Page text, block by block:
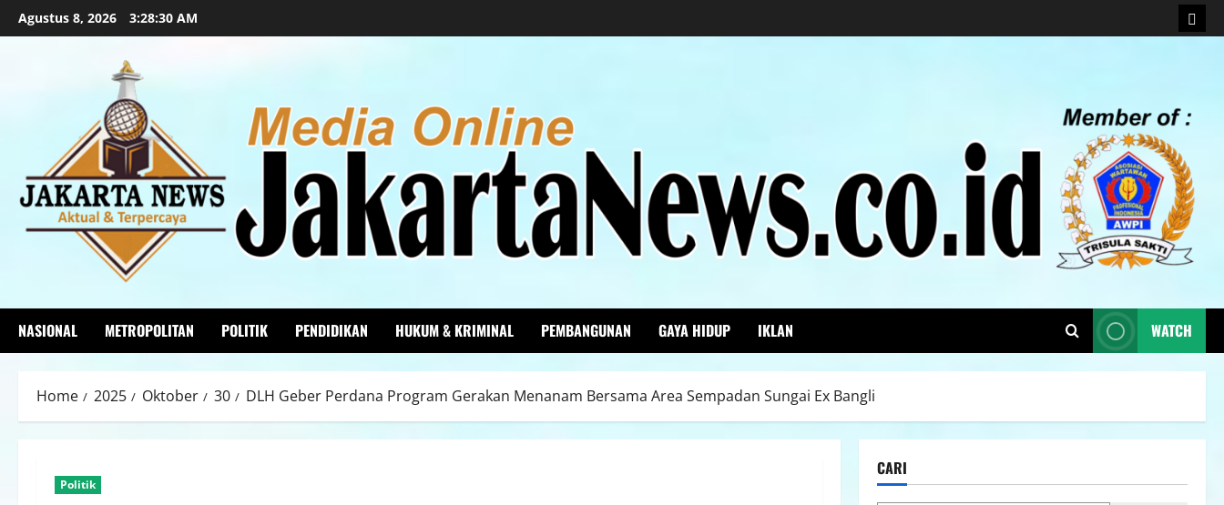
Agustus 8, 2026 3:28:32 AM
NASIONAL METROPOLITAN POLITIK PENDIDIKAN HUKUM & KRIMINAL PEMBANGUNAN GAYA HIDUP IKLAN WATCH
Home 2025 Oktober 30 DLH Geber Perdana Program Gerakan Menanam Bersama Area Sempadan Sungai Ex Bangli
Politik
CARI